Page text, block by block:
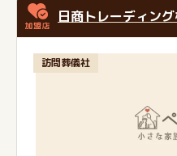
日商トレーディン
訪問葬儀社